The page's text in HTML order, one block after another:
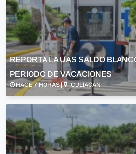
REPORTA LA UAS SALDO
PERIODO DE VACACIONES
HACE 7 HORAS | CULIACÁN